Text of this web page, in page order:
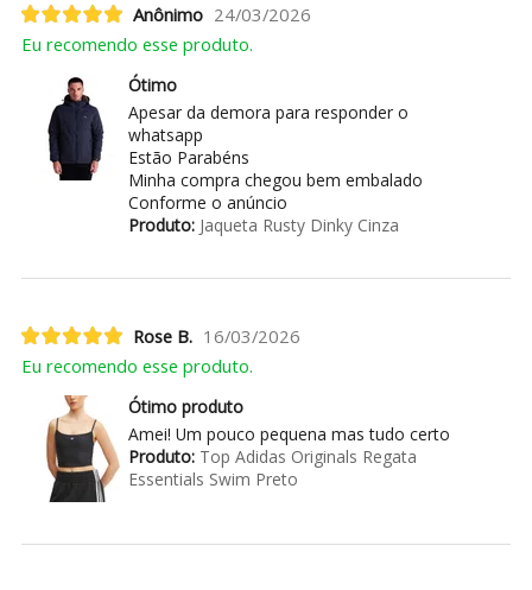
Anônimo 24/03/2026
Eu recomendo esse produto.
Ótimo
Apesar da demora para responder o
whatsapp
Estão Parabéns
Minha compra chegou bem embalado
Conforme o anúncio
Produto:Jaqueta Rusty Dinky Cinza
Rose B. 16/03/2026
Eu recomendo esse produto.
Ótimo produto
Amei! Um pouco pequena mas tudo certo
Produto:Top Adidas Originals Regata
Essentials Swim Preto